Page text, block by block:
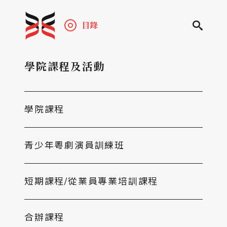
目錄
學院課程及活動
學院課程
青少年粵劇演員訓練班
短期課程/從業員專業培訓課程
合辦課程